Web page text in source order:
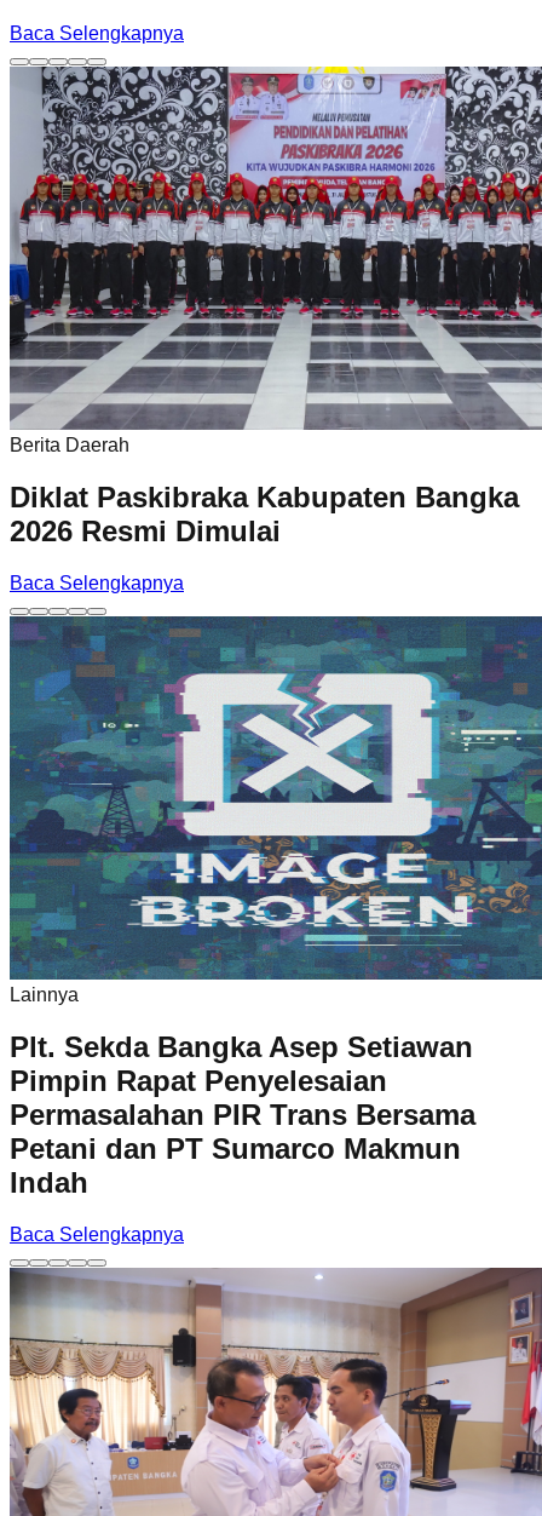
Baca Selengkapnya
Berita Daerah
Diklat Paskibraka Kabupaten Bangka
2026 Resmi Dimulai
Baca Selengkapnya
Lainnya
Plt. Sekda Bangka Asep Setiawan
Pimpin Rapat Penyelesaian
Permasalahan PIR Trans Bersama
Petani dan PT Sumarco Makmun
Indah
Baca Selengkapnya